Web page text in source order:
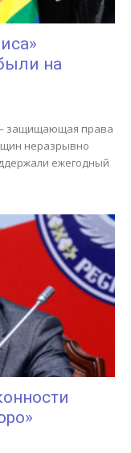
на
защищающая права
неразрывно
ежегодный